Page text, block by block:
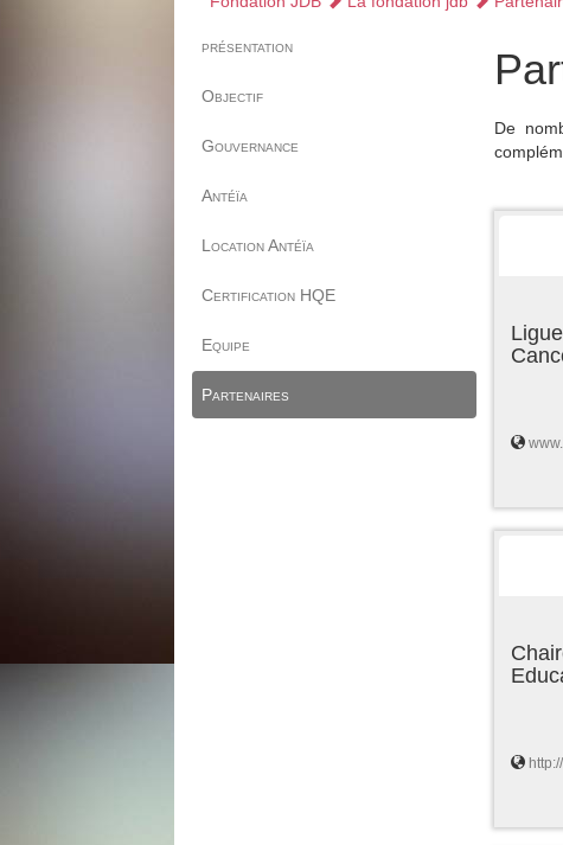
présentation
Objectif
Gouvernance
Antéïa
Location Antéïa
Certification HQE
Equipe
Partenaires
De